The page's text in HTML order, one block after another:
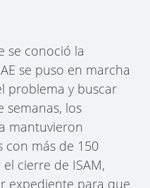
se conoció la
se puso en marcha
problema y buscar
semanas, los
mantuvieron
con más de 150
cierre de ISAM,
expediente para que